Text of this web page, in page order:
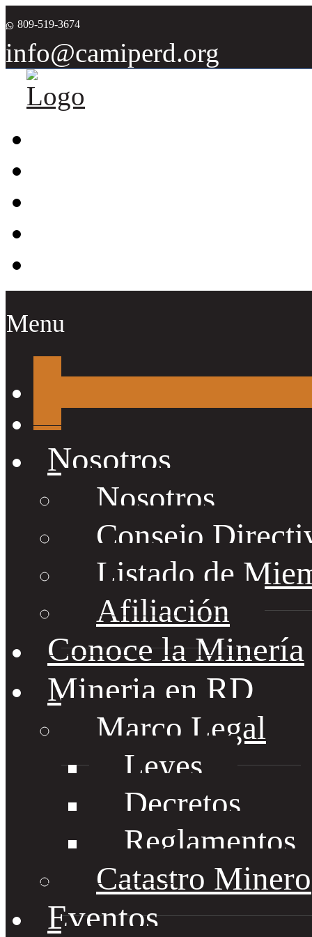
809-519-3674
info@camiperd.org
Menu
Nosotros
Nosotros
Consejo
Listado de
Afiliación
Conoce la Minería
Mineria en RD
Marco Legal
Leyes
Decretos
Reglamentos
Catastro Minero
Eventos